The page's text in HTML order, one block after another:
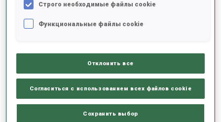
FAK
SLO
3 17 A. RASTORGUJEVS
LAT
Строго необходимые файлы cookie
Функциональные файлы cookie
Отклонить все
Согласиться с использованием всех файлов cookie
Сохранить выбор